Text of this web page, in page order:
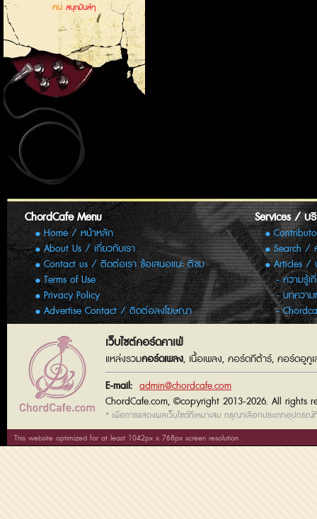
คน สนุกมันส์ๆ
ChordCafe Menu
Home / หน้าหลัก
About Us / เกี่ยวกับเรา
Contact us / ติดต่อเรา ข้อเสนอแนะ ติชม
Terms of Use
Privacy Policy
Advertise Contact / ติดต่อลงโฆษณา
Services / บ
Search /
Articles /
ความรู้
บทความ
เว็บไซต์คอร์ดคาเฟ่
แหล่งรวมคอร์ดเพลง, เนื้อเพลง, คอร์ดกีต้าร์, คอร์ดอูคู
E-mail: admin@chordcafe.com
ChordCafe.com, ©copyright 2013-2026. All rights
* เพื่อการแสดงผลเว็บไซต์ที่เหมาะสม กรุณาเลือกประเภทอุปกรณ์
This website optimized for at least 1042px x 768px screen resolution